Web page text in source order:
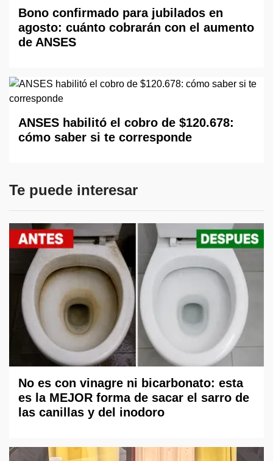
Bono confirmado para jubilados en
agosto: cuánto cobrarán con el aumento
de ANSES
ANSES habilitó el cobro de $120.678:
cómo saber si te corresponde
Te puede interesar
No es con vinagre ni bicarbonato: esta
es la MEJOR forma de sacar el sarro de
las canillas y del inodoro